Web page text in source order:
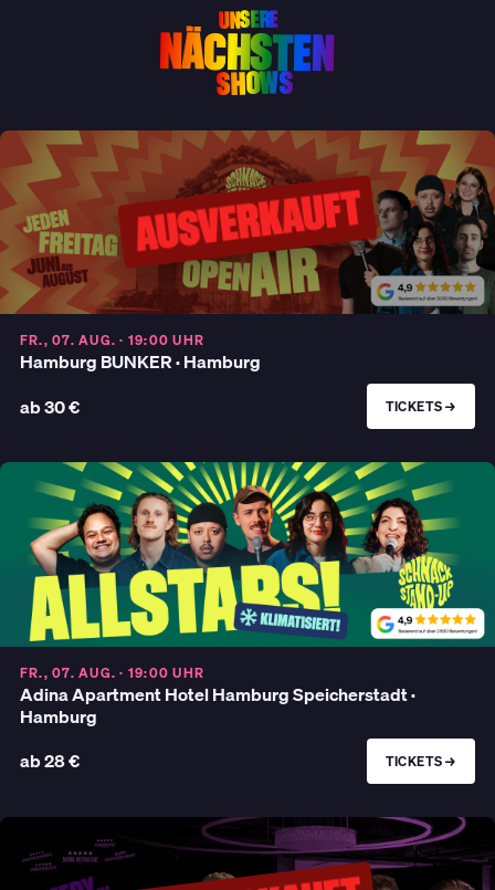
UNSERE
NÄCHSTEN
SHOWS
FR., 07. AUG. · 19:00 UHR
Hamburg BUNKER · Hamburg
ab 30 €
TICKETS →
FR., 07. AUG. · 19:00 UHR
Adina Apartment Hotel Hamburg Speicherstadt ·
Hamburg
ab 28 €
TICKETS →